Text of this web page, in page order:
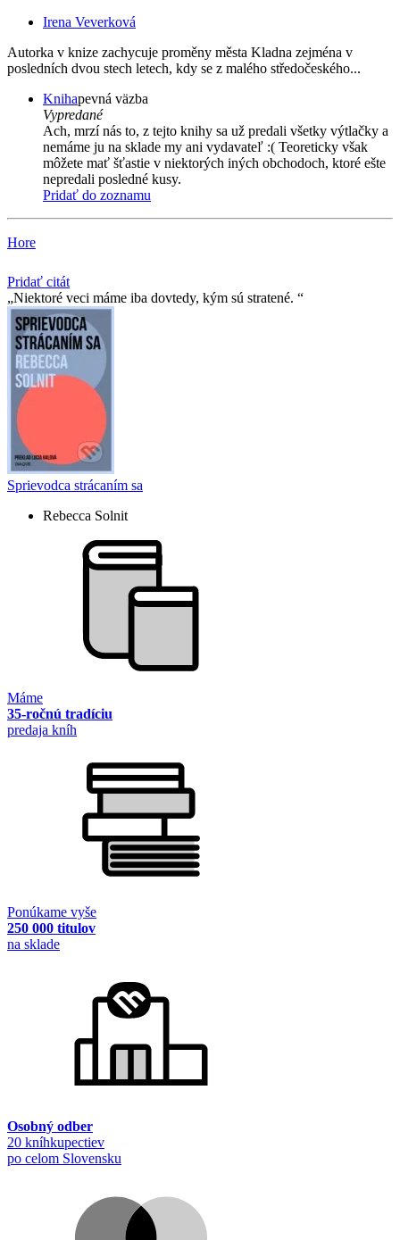
Irena Veverková
Autorka v knize zachycuje proměny města Kladna zejména v
posledních dvou stech letech, kdy se z malého středočeského...
Knihapevná väzba
Vypredané
Ach, mrzí nás to, z tejto knihy sa už predali všetky výtlačky a
nemáme ju na sklade my ani vydavateľ :( Teoreticky však
môžete mať šťastie v niektorých iných obchodoch, ktoré ešte
nepredali posledné kusy.
Pridať do zoznamu
Hore
Pridať citát
Niektoré veci máme iba dovtedy, kým sú stratené.
Sprievodca strácaním sa
Rebecca Solnit
Máme
35-ročnú tradíciu
predaja kníh
Ponúkame vyše
250 000 titulov
na sklade
Osobný odber
20 kníhkupectiev
po celom Slovensku